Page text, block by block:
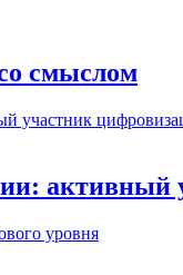
смыслом